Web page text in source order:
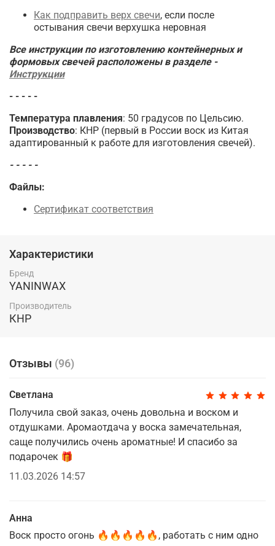
Как подправить верх свечи, если после
остывания свечи верхушка неровная
Все инструкции по изготовлению контейнерных и
формовых свечей расположены в разделе -
Инструкции
- - - - -
Температура плавления: 50 градусов по Цельсию.
Производство: КНР (первый в России воск из Китая
адаптированный к работе для изготовления свечей).
- - - - -
Файлы:
Сертификат соответствия
Характеристики
Бренд
YANINWAX
Производитель
КНР
Отзывы (96)
Светлана
Получила свой заказ, очень довольна и воском и
отдушками. Аромаотдача у воска замечательная,
саще получились очень ароматные! И спасибо за
подарочек 🎁
11.03.2026 14:57
Анна
Воск просто огонь 🔥🔥🔥🔥🔥, работать с ним одно